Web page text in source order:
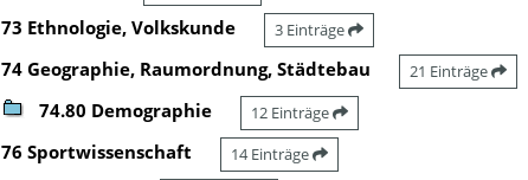
73 Ethnologie, Volkskunde 3 Einträge
74 Geographie, Raumordnung, Städtebau 21 Einträge
74.80 Demographie 12 Einträge
76 Sportwissenschaft 14 Einträge